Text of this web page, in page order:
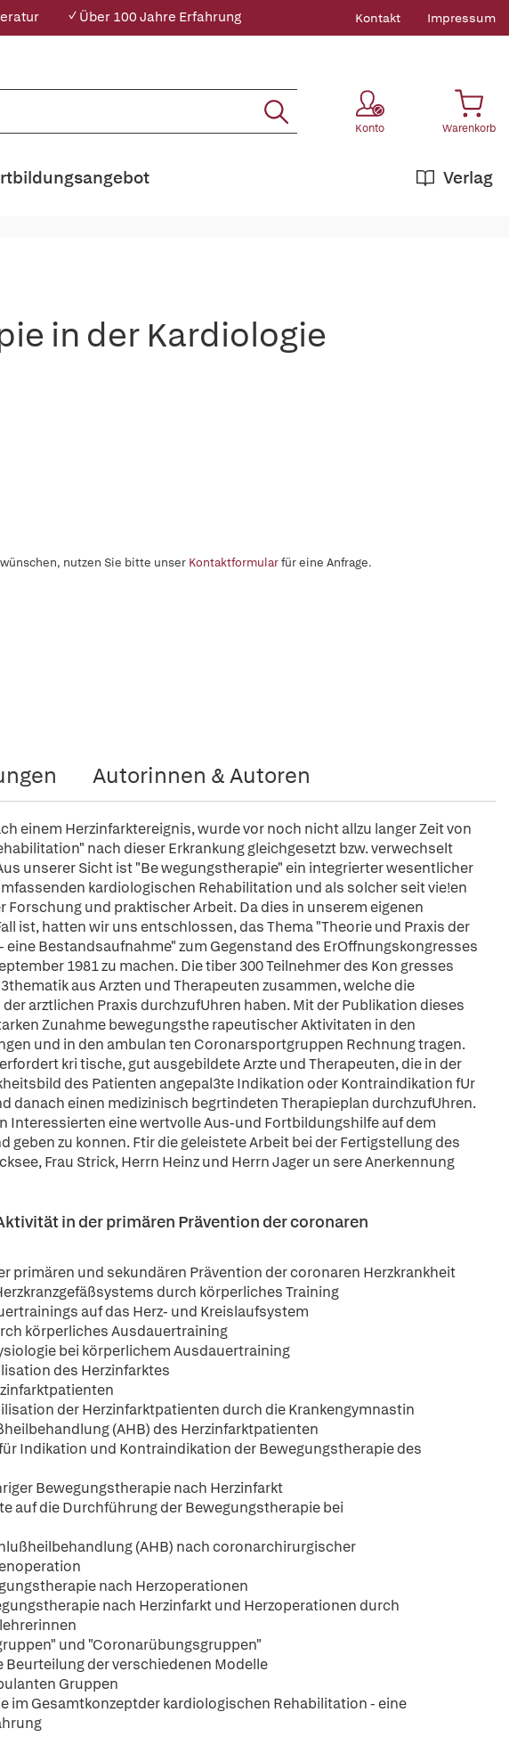
✓ Über 100 Jahre Erfahrung Kontakt Impressum
Konto Warenkorb
Verlag
in der Kardiologie
nutzen Sie bitte unser Kontaktformularfür eine Anfrage.
Autorinnen & Autoren
einem Herzinfarktereignis, wurde vor noch nicht allzu langer Zeit von
nach dieser Erkrankung gleichgesetzt bzw. verwechselt
unserer Sicht ist "Be wegungstherapie" ein integrierter wesentlicher
kardiologischen Rehabilitation und als solcher seit vie!en
und praktischer Arbeit. Da dies in unserem eigenen
ist, hatten wir uns entschlossen, das Thema "Theorie und Praxis der
Bestandsaufnahme" zum Gegenstand des ErOffnungskongresses
1981 zu machen. Die tiber 300 Teilnehmer des Kon gresses
aus Arzten und Therapeuten zusammen, welche die
arztlichen Praxis durchzufUhren haben. Mit der Publikation dieses
Zunahme bewegungsthe rapeutischer Aktivitaten in den
und in den ambulan ten Coronarsportgruppen Rechnung tragen.
kri tische, gut ausgebildete Arzte und Therapeuten, die in der
des Patienten angepal3te Indikation oder Kontraindikation fUr
danach einen medizinisch begrtindeten Therapieplan durchzufUhren.
Interessierten eine wertvolle Aus-und Fortbildungshilfe auf dem
zu konnen. Ftir die geleistete Arbeit bei der Fertigstellung des
Frau Strick, Herrn Heinz und Herrn Jager un sere Anerkennung
in der primären Prävention der coronaren
primären und sekundären Prävention der coronaren Herzkrankheit
durch körperliches Training
auf das Herz- und Kreislaufsystem
körperliches Ausdauertraining
bei körperlichem Ausdauertraining
des Herzinfarktes
der Herzinfarktpatienten durch die Krankengymnastin
(AHB) des Herzinfarktpatienten
Indikation und Kontraindikation der Bewegungstherapie des
Bewegungstherapie nach Herzinfarkt
auf die Durchführung der Bewegungstherapie bei
(AHB) nach coronarchirurgischer
nach Herzoperationen
nach Herzinfarkt und Herzoperationen durch
und "Coronarübungsgruppen"
der verschiedenen Modelle
Gruppen
im Gesamtkonzeptder kardiologischen Rehabilitation - eine